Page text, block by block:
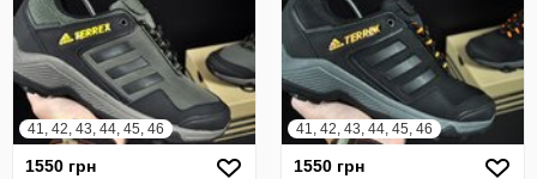
41, 42, 43, 44, 45, 46
1550 грн
41, 42, 43, 44, 45, 46
1550 грн